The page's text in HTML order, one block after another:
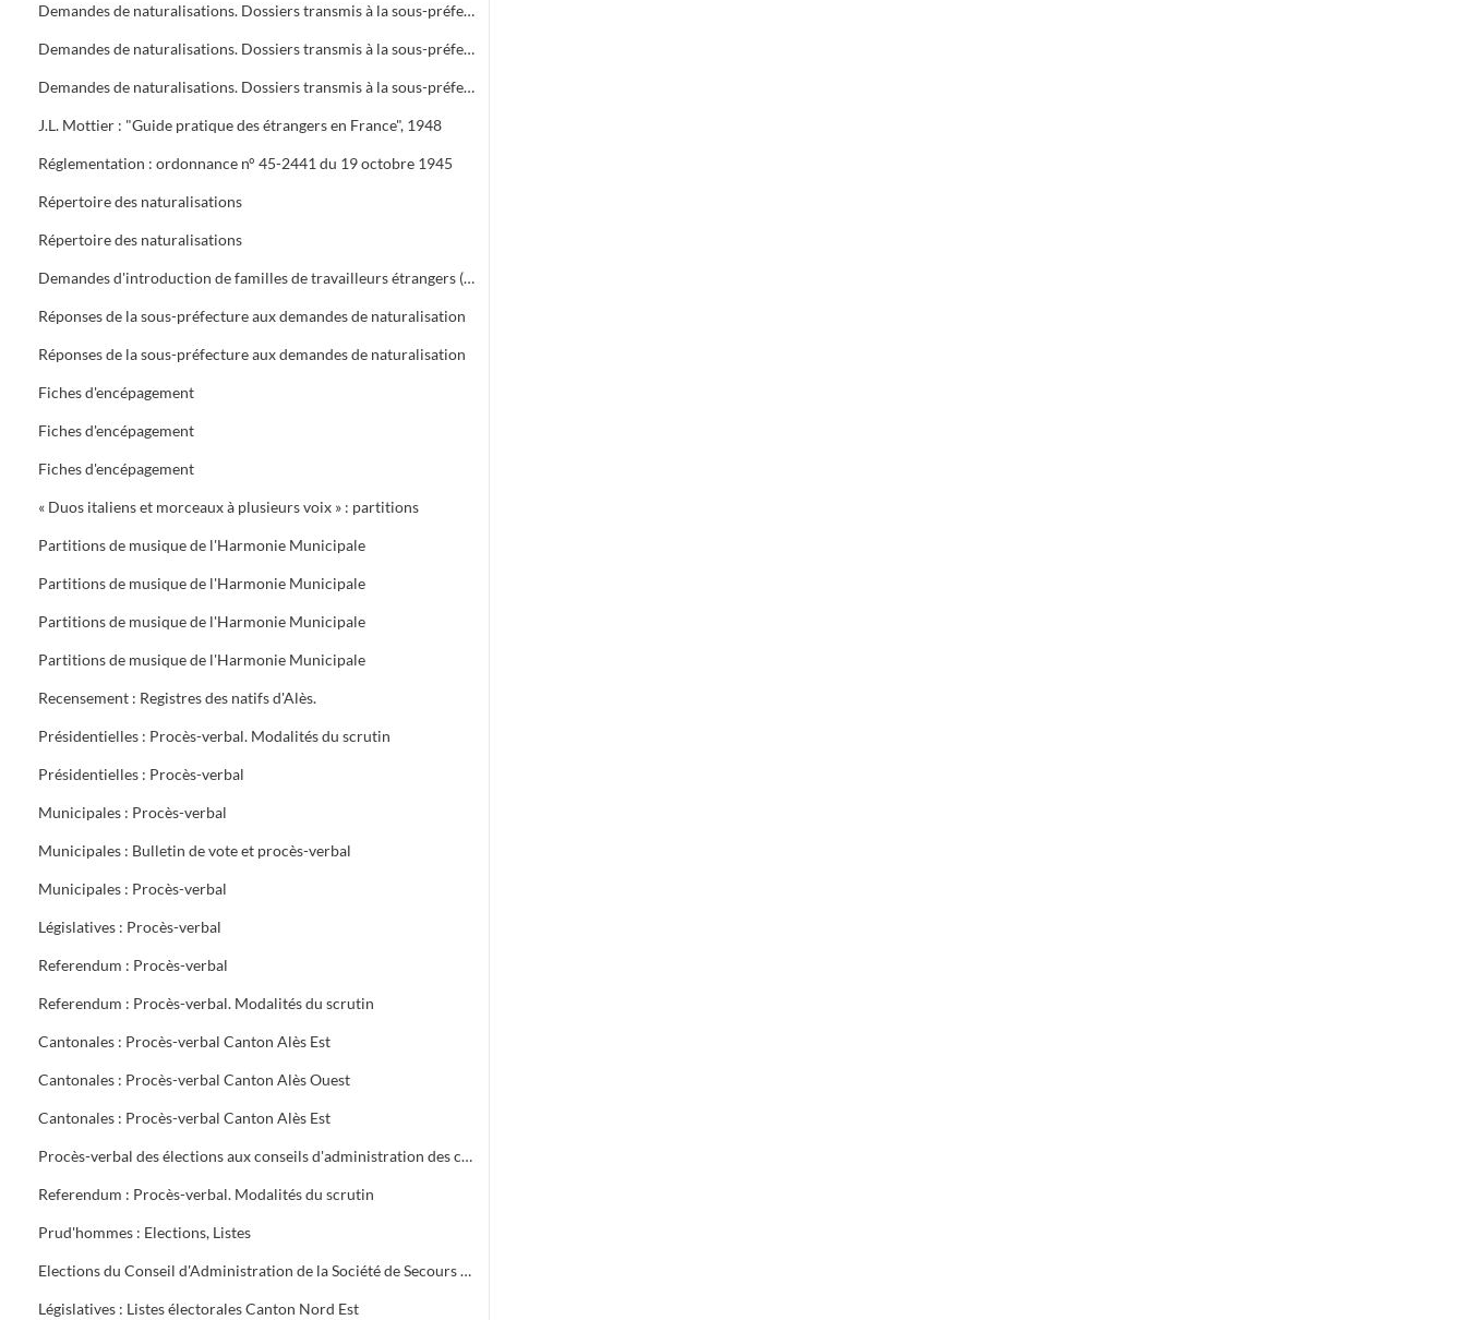
Demandes de naturalisations. Dossiers transmis à la sous-préfecture
Demandes de naturalisations. Dossiers transmis à la sous-préfecture
Demandes de naturalisations. Dossiers transmis à la sous-préfecture
J.L. Mottier : "Guide pratique des étrangers en France", 1948
Réglementation : ordonnance n° 45-2441 du 19 octobre 1945
Répertoire des naturalisations
Répertoire des naturalisations
Demandes d'introduction de familles de travailleurs étrangers (regroupement familial). Eléments d'enquête et réglementations
Réponses de la sous-préfecture aux demandes de naturalisation
Réponses de la sous-préfecture aux demandes de naturalisation
Fiches d'encépagement
Fiches d'encépagement
Fiches d'encépagement
« Duos italiens et morceaux à plusieurs voix » : partitions
Partitions de musique de l'Harmonie Municipale
Partitions de musique de l'Harmonie Municipale
Partitions de musique de l'Harmonie Municipale
Partitions de musique de l'Harmonie Municipale
Recensement : Registres des natifs d'Alès.
Présidentielles : Procès-verbal. Modalités du scrutin
Présidentielles : Procès-verbal
Municipales : Procès-verbal
Municipales : Bulletin de vote et procès-verbal
Municipales : Procès-verbal
Législatives : Procès-verbal
Referendum : Procès-verbal
Referendum : Procès-verbal. Modalités du scrutin
Cantonales : Procès-verbal Canton Alès Est
Cantonales : Procès-verbal Canton Alès Ouest
Cantonales : Procès-verbal Canton Alès Est
Procès-verbal des élections aux conseils d'administration des caisses de Sécurité Sociale et d'Allocations familiales
Referendum : Procès-verbal. Modalités du scrutin
Prud'hommes : Elections, Listes
Elections du Conseil d'Administration de la Société de Secours Minière du groupe sud des Houillères du Bassin des Cévennes (H.B.C.)
Législatives : Listes électorales Canton Nord Est